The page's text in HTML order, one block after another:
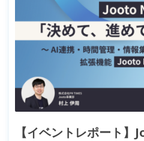
【イベントレポート